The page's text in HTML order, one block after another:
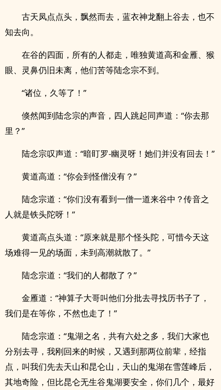
古天凤点点头，飘然而去，蓝衣神龙翻上谷去，也不
知去向。
在谷的四面，所有的人都走，唯独黄道高和金雁、猴
眼、灵鼻仍旧未离，他们苦等陆念宗不到。
“诸位，久等了！”
倏然闻到陆念宗的声音，四人跳起同声道：“你去那
里？”
陆念宗叹声道：“暗盯罗-幽灵呀！她们并没有回去！”
黄道高道：“你会到怪僧没有？”
陆念宗道：“你们没有看到一僧一道来谷中？传音之
人就是铁头陀呀！”
黄道高点头道：“原来就是那个怪头陀，可惜今天这
场难得一见的场面，未到‎高​潮​就散了。”
陆念宗道：“我们的人都散了？”
金雁道：“神算子大哥叫他们分批去寻找历书子了，
我们是在等你，不然也走了！”
陆念宗道：“鬼湖之名，共有六处之多，我们大家也
分别去寻，我刚回来的时候，又遇到那两位前辈，经指
点，叫我们先去天山和昆仑山，天山的鬼湖在雪莲峰后，
其地奇险，但比昆仑无生谷鬼湖要安全，你们几个，最好